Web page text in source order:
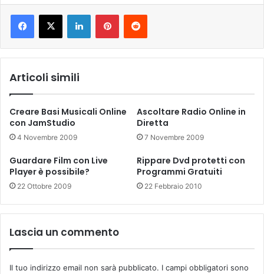
LinkedInPinterestReddit
Articoli simili
Creare Basi Musicali Online
con JamStudio
4 Novembre 2009
Ascoltare Radio Online in
Diretta
7 Novembre 2009
Guardare Film con Live
Player è possibile?
22 Ottobre 2009
Rippare Dvd protetti con
Programmi Gratuiti
22 Febbraio 2010
Lascia un commento
Il tuo indirizzo email non sarà pubblicato. I campi obbligatori sono